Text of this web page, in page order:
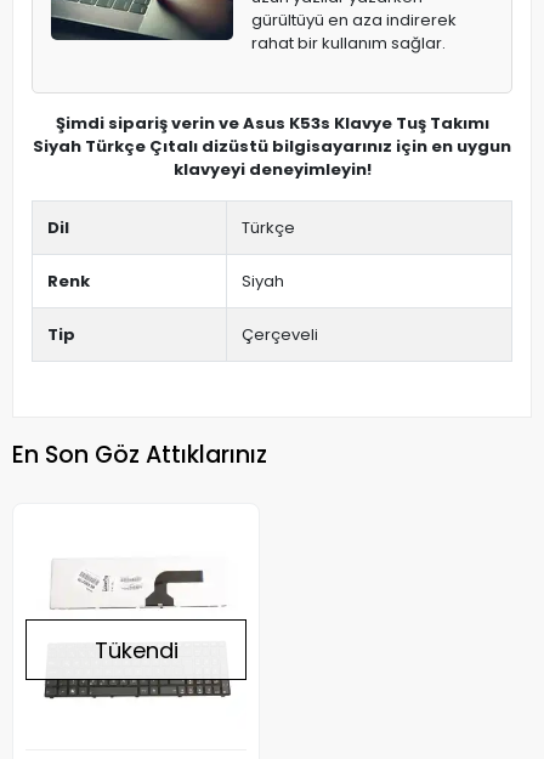
gürültüyü en aza indirerek
rahat bir kullanım sağlar.
Şimdi sipariş verin ve Asus K53s Klavye Tuş Takımı
Siyah Türkçe Çıtalı dizüstü bilgisayarınız için en uygun
klavyeyi deneyimleyin!
Dil Türkçe
Renk Siyah
Tip Çerçeveli
En Son Göz Attıklarınız
Tükendi